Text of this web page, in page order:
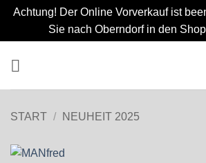
Achtung! Der Online Vorverkauf ist
Sie nach Oberndorf in den
START / NEUHEIT 2025